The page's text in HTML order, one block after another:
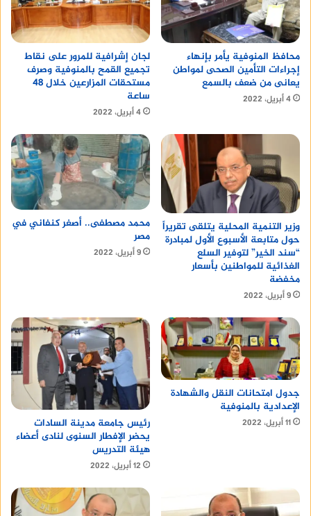
محافظ المنوفية يأمر بإنهاء
إجراءات التأمين الصحى لمواطن
يعانى من ضعف بالسمع
4 أبريل، 2022
لجان إشرافية للمرور على نقاط
تجميع القمح بالمنوفية وصرف
مستحقات المزارعين خلال 48
ساعة
4 أبريل، 2022
وزير التنمية المحلية يتلقى تقريراً
حول متابعة الأسبوع الأول لمبادرة
“سند الخير” لتوفير السلع
الغذائية للمواطنين بأسعار
مخفضة
9 أبريل، 2022
محمد مصطفى.. أصغر كنفاني في
مصر
9 أبريل، 2022
جدول امتحانات النقل والشهادة
الإعدادية بالمنوفية
11 أبريل، 2022
رئيس جامعة مدينة السادات
يحضر الإفطار السنوى لنادى أعضاء
هيئة التدريس
12 أبريل، 2022